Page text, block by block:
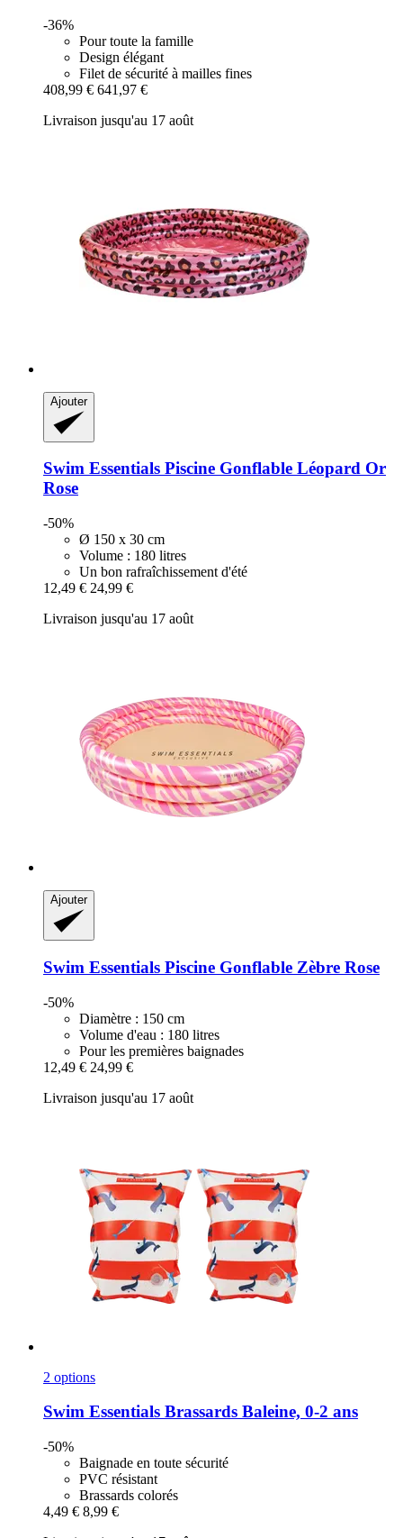
-36%
Pour toute la famille
Design élégant
Filet de sécurité à mailles fines
408,99 € 641,97 €
Livraison jusqu'au 17 août
Ajouter
Swim Essentials Piscine Gonflable Léopard Or
Rose
-50%
Ø 150 x 30 cm
Volume : 180 litres
Un bon rafraîchissement d'été
12,49 € 24,99 €
Livraison jusqu'au 17 août
Ajouter
Swim Essentials Piscine Gonflable Zèbre Rose
-50%
Diamètre : 150 cm
Volume d'eau : 180 litres
Pour les premières baignades
12,49 € 24,99 €
Livraison jusqu'au 17 août
2 options
Swim Essentials Brassards Baleine, 0-​2 ans
-50%
Baignade en toute sécurité
PVC résistant
Brassards colorés
4,49 € 8,99 €